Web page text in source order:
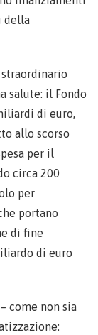
della
salute: il Fondo
di euro,
allo scorso
per il
circa 200
per
portano
di fine
di euro
come non sia